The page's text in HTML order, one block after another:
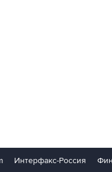
Интерфакс-Россия